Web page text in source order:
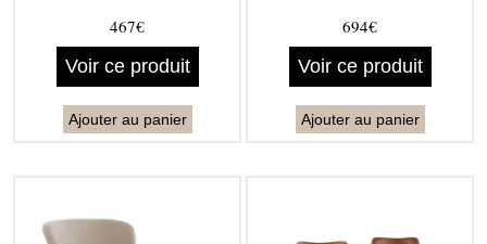
467€
Voir ce produit
Ajouter au panier
694€
Voir ce produit
Ajouter au panier